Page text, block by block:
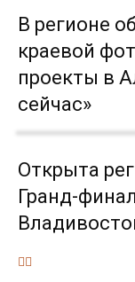
В регионе
краевой
проекты в
сейчас»
Открыта
Гранд-